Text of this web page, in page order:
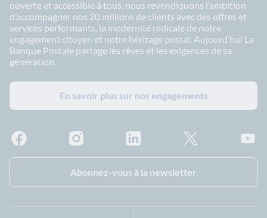
ouverte et accessible à tous, nous revendiquons l’ambition
d’accompagner nos 20 millions de clients avec des offres et
services performants, la modernité radicale de notre
engagement citoyen et notre héritage postal. Aujourd’hui La
Banque Postale partage les rêves et les exigences de sa
génération.
En savoir plus sur nos engagements
Abonnez-vous à la newsletter